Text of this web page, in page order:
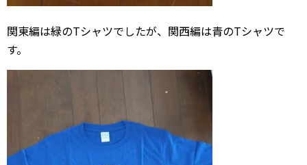
関東編は緑のTシャツでしたが、関西編は青のTシャツで
す。